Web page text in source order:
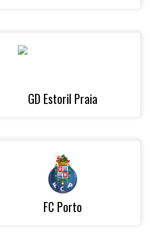
GD Estoril Praia
FC Porto